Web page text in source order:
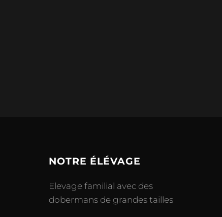
NOTRE ÉLÉVAGE
Elevage familial avec des
dobermans de grandes tailles